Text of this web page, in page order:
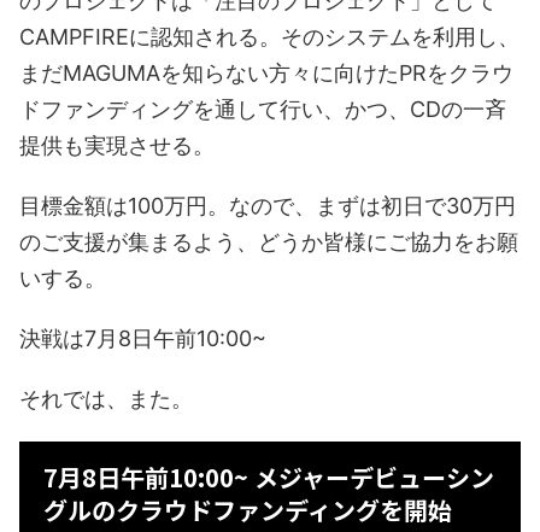
CAMPFIREに認知される。そのシステムを利用し、
まだMAGUMAを知らない方々に向けたPRをクラウ
ドファンディングを通して行い、かつ、CDの一斉
提供も実現させる。
目標金額は100万円。なので、まずは初日で30万円
のご支援が集まるよう、どうか皆様にご協力をお願
いする。
決戦は7月8日午前10:00~
それでは、また。
7月8日午前10:00~ メジャーデビューシン
グルのクラウドファンディングを開始